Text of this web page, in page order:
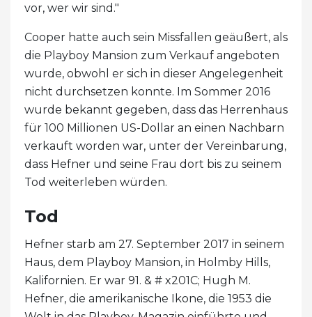
vor, wer wir sind."
Cooper hatte auch sein Missfallen geäußert, als
die Playboy Mansion zum Verkauf angeboten
wurde, obwohl er sich in dieser Angelegenheit
nicht durchsetzen konnte. Im Sommer 2016
wurde bekannt gegeben, dass das Herrenhaus
für 100 Millionen US-Dollar an einen Nachbarn
verkauft worden war, unter der Vereinbarung,
dass Hefner und seine Frau dort bis zu seinem
Tod weiterleben würden.
Tod
Hefner starb am 27. September 2017 in seinem
Haus, dem Playboy Mansion, in Holmby Hills,
Kalifornien. Er war 91. & # x201C; Hugh M.
Hefner, die amerikanische Ikone, die 1953 die